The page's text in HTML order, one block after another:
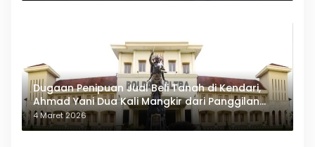
Dugaan Penipuan Jual Beli Tanah di Kendari,
Ahmad Yani Dua Kali Mangkir dari Panggilan
Polda Sultra
4 Maret 2026